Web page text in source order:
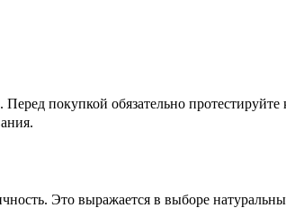
покупкой обязательно
Это выражается в выборе